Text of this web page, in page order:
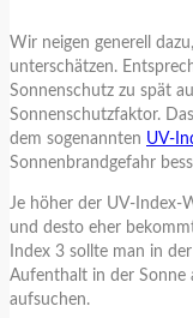
Wir neigen generell
unterschätzen.
Sonnenschutz zu spät
Sonnenschutzfaktor.
dem sogenannten UV-
Sonnenbrandgefahr
Je höher der UV-Index-
und desto eher
Index 3 sollte man in
Aufenthalt in der Sonne
aufsuchen.